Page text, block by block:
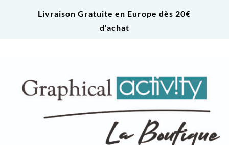
Livraison Gratuite en Europe dès 20€
d'achat